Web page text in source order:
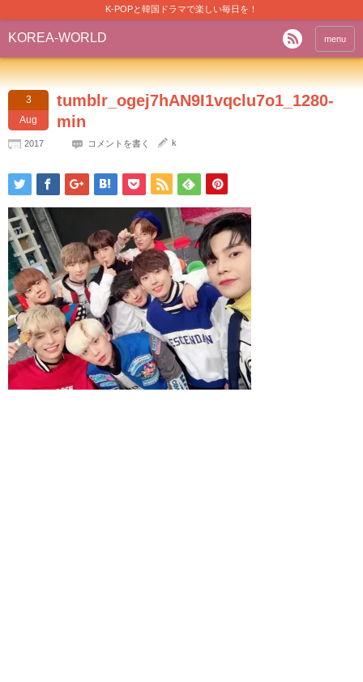
K-POPと韓国ドラマで楽しい毎日を！
KOREA-WORLD menu
3
Aug
tumblr_ogej7hAN9I1vqclu7o1_1280-
min
2017 コメントを書く k